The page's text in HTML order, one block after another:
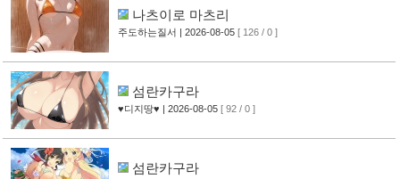
나츠이로 마츠리
주도하는질서 | 2026-08-05 [ 126 / 0 ]
섬란카구라
♥디지땅♥ | 2026-08-05 [ 92 / 0 ]
섬란카구라